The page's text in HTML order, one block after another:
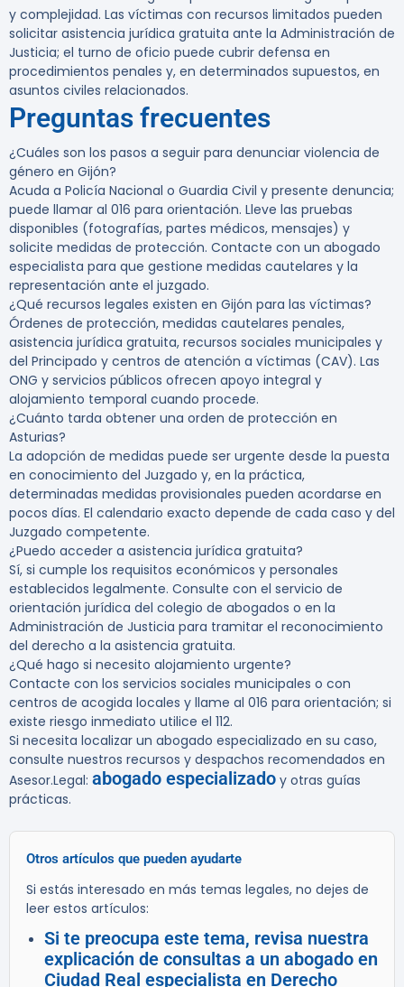
y complejidad. Las víctimas con recursos limitados pueden
solicitar asistencia jurídica gratuita ante la Administración de
Justicia; el turno de oficio puede cubrir defensa en
procedimientos penales y, en determinados supuestos, en
asuntos civiles relacionados.
Preguntas frecuentes
¿Cuáles son los pasos a seguir para denunciar violencia de
género en Gijón?
Acuda a Policía Nacional o Guardia Civil y presente denuncia;
puede llamar al 016 para orientación. Lleve las pruebas
disponibles (fotografías, partes médicos, mensajes) y
solicite medidas de protección. Contacte con un abogado
especialista para que gestione medidas cautelares y la
representación ante el juzgado.
¿Qué recursos legales existen en Gijón para las víctimas?
Órdenes de protección, medidas cautelares penales,
asistencia jurídica gratuita, recursos sociales municipales y
del Principado y centros de atención a víctimas (CAV). Las
ONG y servicios públicos ofrecen apoyo integral y
alojamiento temporal cuando procede.
¿Cuánto tarda obtener una orden de protección en
Asturias?
La adopción de medidas puede ser urgente desde la puesta
en conocimiento del Juzgado y, en la práctica,
determinadas medidas provisionales pueden acordarse en
pocos días. El calendario exacto depende de cada caso y del
Juzgado competente.
¿Puedo acceder a asistencia jurídica gratuita?
Sí, si cumple los requisitos económicos y personales
establecidos legalmente. Consulte con el servicio de
orientación jurídica del colegio de abogados o en la
Administración de Justicia para tramitar el reconocimiento
del derecho a la asistencia gratuita.
¿Qué hago si necesito alojamiento urgente?
Contacte con los servicios sociales municipales o con
centros de acogida locales y llame al 016 para orientación; si
existe riesgo inmediato utilice el 112.
Si necesita localizar un abogado especializado en su caso,
consulte nuestros recursos y despachos recomendados en
Asesor.Legal: abogado especializado y otras guías
prácticas.
Otros artículos que pueden ayudarte
Si estás interesado en más temas legales, no dejes de
leer estos artículos:
Si te preocupa este tema, revisa nuestra
explicación de consultas a un abogado en
Ciudad Real especialista en Derecho